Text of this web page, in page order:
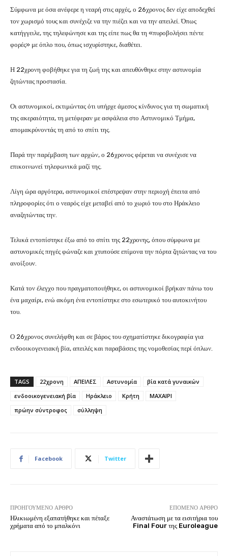
Σύμφωνα με όσα ανέφερε η νεαρή στις αρχές, ο 26χρονος δεν είχε αποδεχθεί
τον χωρισμό τους και συνέχιζε να την πιέζει και να την απειλεί. Όπως
κατήγγειλε, της τηλεφώνησε και της είπε πως θα τη «πυροβολήσει πέντε
φορές» με όπλο που, όπως ισχυρίστηκε, διαθέτει.
Η 22χρονη φοβήθηκε για τη ζωή της και απευθύνθηκε στην αστυνομία
ζητώντας προστασία.
Οι αστυνομικοί, εκτιμώντας ότι υπήρχε άμεσος κίνδυνος για τη σωματική
της ακεραιότητα, τη μετέφεραν με ασφάλεια στο Αστυνομικό Τμήμα,
απομακρύνοντάς τη από το σπίτι της.
Παρά την παρέμβαση των αρχών, ο 26χρονος φέρεται να συνέχισε να
επικοινωνεί τηλεφωνικά μαζί της.
Λίγη ώρα αργότερα, αστυνομικοί επέστρεψαν στην περιοχή έπειτα από
πληροφορίες ότι ο νεαρός είχε μεταβεί από το χωριό του στο Ηράκλειο
αναζητώντας την.
Τελικά εντοπίστηκε έξω από το σπίτι της 22χρονης, όπου σύμφωνα με
αστυνομικές πηγές φώναζε και χτυπούσε επίμονα την πόρτα ζητώντας να του
ανοίξουν.
Κατά τον έλεγχο που πραγματοποιήθηκε, οι αστυνομικοί βρήκαν πάνω του
ένα μαχαίρι, ενώ ακόμη ένα εντοπίστηκε στο εσωτερικό του αυτοκινήτου
του.
Ο 26χρονος συνελήφθη και σε βάρος του σχηματίστηκε δικογραφία για
ενδοοικογενειακή βία, απειλές και παραβάσεις της νομοθεσίας περί όπλων.
TAGS 22χρονη ΑΠΕΙΛΕΣ Αστυνομία
βία κατά γυναικών
ενδοοικογενειακή βία
Ηράκλειο Κρήτη
ΜΑΧΑΙΡΙ
πρώην σύντροφος
σύλληψη
Facebook Twitter
ΠΡΟΗΓΟΎΜΕΝΟ ΆΡΘΡΟ
Ηλικιωμένη εξαπατήθηκε και πέταξε
χρήματα από το μπαλκόνι
ΕΠΌΜΕΝΟ ΆΡΘΡΟ
Αναστάτωση με τα εισιτήρια του
Final Four της Euroleague